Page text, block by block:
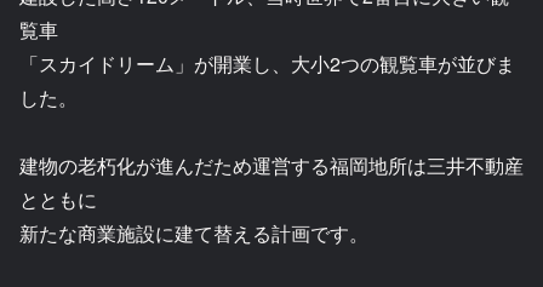
覧車
「スカイドリーム」が開業し、大小2つの観覧車が並びま
した。
建物の老朽化が進んだため運営する福岡地所は三井不動産
とともに
新たな商業施設に建て替える計画です。